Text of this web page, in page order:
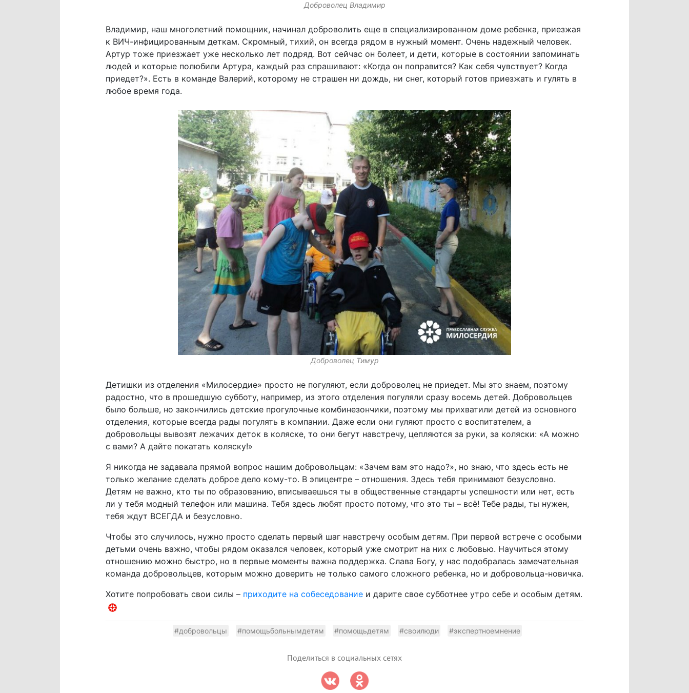
Доброволец Владимир
Владимир, наш многолетний помощник, начинал доброволить еще в специализированном доме ребенка, приезжая
к ВИЧ-инфицированным деткам. Скромный, тихий, он всегда рядом в нужный момент. Очень надежный человек.
Артур тоже приезжает уже несколько лет подряд. Вот сейчас он болеет, и дети, которые в состоянии запоминать
людей и которые полюбили Артура, каждый раз спрашивают: «Когда он поправится? Как себя чувствует? Когда
приедет?». Есть в команде Валерий, которому не страшен ни дождь, ни снег, который готов приезжать и гулять в
любое время года.
Доброволец Тимур
Детишки из отделения «Милосердие» просто не погуляют, если доброволец не приедет. Мы это знаем, поэтому
радостно, что в прошедшую субботу, например, из этого отделения погуляли сразу восемь детей. Добровольцев
было больше, но закончились детские прогулочные комбинезончики, поэтому мы прихватили детей из основного
отделения, которые всегда рады погулять в компании. Даже если они гуляют просто с воспитателем, а
добровольцы вывозят лежачих деток в коляске, то они бегут навстречу, цепляются за руки, за коляски: «А можно
с вами? А дайте покатать коляску!»
Я никогда не задавала прямой вопрос нашим добровольцам: «Зачем вам это надо?», но знаю, что здесь есть не
только желание сделать доброе дело кому-то. В эпицентре – отношения. Здесь тебя принимают безусловно.
Детям не важно, кто ты по образованию, вписываешься ты в общественные стандарты успешности или нет, есть
ли у тебя модный телефон или машина. Тебя здесь любят просто потому, что это ты – всё! Тебе рады, ты нужен,
тебя ждут ВСЕГДА и безусловно.
Чтобы это случилось, нужно просто сделать первый шаг навстречу особым детям. При первой встрече с особыми
детьми очень важно, чтобы рядом оказался человек, который уже смотрит на них с любовью. Научиться этому
отношению можно быстро, но в первые моменты важна поддержка. Слава Богу, у нас подобралась замечательная
команда добровольцев, которым можно доверить не только самого сложного ребенка, но и добровольца-новичка.
Хотите попробовать свои силы – приходите на собеседованиеи дарите свое субботнее утро себе и особым детям.
#добровольцы #помощьбольнымдетям #помощьдетям #своилюди #экспертноемнение
Поделиться в социальных сетях